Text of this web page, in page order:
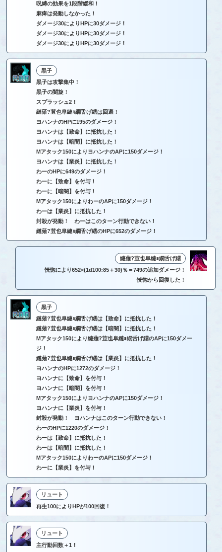
呪縛の効果を1段階緩和！
麻痺は発動しなかった！
ダメージ30によりHPに30ダメージ！
ダメージ30によりHPに30ダメージ！
ダメージ30によりHPに30ダメージ！
黒子
黒子は攻撃集中！
黒子の闇旋！
スプラッシュ2！
縺薙?荳也阜縺ｮ繝舌げ繧は回避！
ヨハンナのHPに195のダメージ！
ヨハンナは【致命】に抵抗した！
ヨハンナは【暗闇】に抵抗した！
Mアタック150によりヨハンナのAPに150ダメージ！
ヨハンナは【業炎】に抵抗した！
わーのHPに649のダメージ！
わーに【致命】を付与！
わーに【暗闇】を付与！
Mアタック150によりわーのAPに150ダメージ！
わーは【業炎】に抵抗した！
封殺が発動！ わーはこのターン行動できない！
縺薙?荳也阜縺ｮ繝舌げ繧のHPに652のダメージ！
縺薙?荳也阜縺ｮ繝舌げ繧
恍惚により652×(1d100:85＋30)％＝749の追加ダメージ！
恍惚から回復した！
黒子
縺薙?荳也阜縺ｮ繝舌げ繧は【致命】に抵抗した！
縺薙?荳也阜縺ｮ繝舌げ繧は【暗闇】に抵抗した！
Mアタック150により縺薙?荳也阜縺ｮ繝舌げ繧のAPに150ダメー
ジ！
縺薙?荳也阜縺ｮ繝舌げ繧は【業炎】に抵抗した！
ヨハンナのHPに1272のダメージ！
ヨハンナに【致命】を付与！
ヨハンナに【暗闇】を付与！
Mアタック150によりヨハンナのAPに150ダメージ！
ヨハンナに【業炎】を付与！
封殺が発動！ ヨハンナはこのターン行動できない！
わーのHPに1220のダメージ！
わーは【致命】に抵抗した！
わーは【暗闇】に抵抗した！
Mアタック150によりわーのAPに150ダメージ！
わーに【業炎】を付与！
リュート
再生100によりHPが100回復！
リュート
主行動回数＋1！